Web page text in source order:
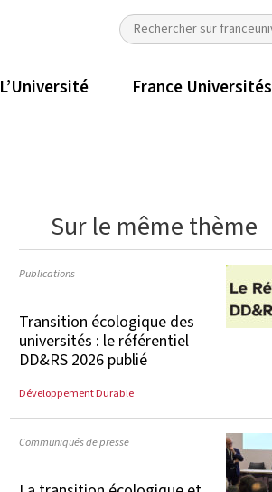
L’Université France Universités
Sur le même thème
Publications
Transition écologique des
universités : le référentiel
DD&RS 2026 publié
Développement Durable
Communiqués de presse